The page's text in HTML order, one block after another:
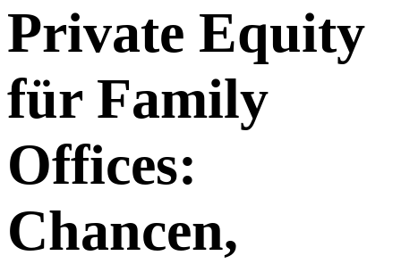
Private Equity
für Family
Offices:
Chancen,